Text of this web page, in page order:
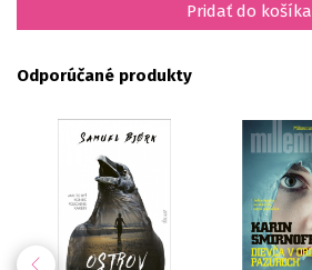
Pridať do košíka
Odporúčané produkty